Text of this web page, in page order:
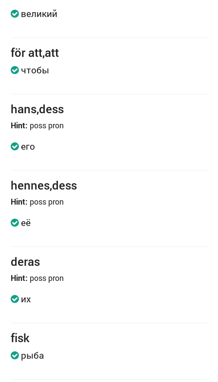
великий
för att,att
чтобы
hans,dess
Hint: poss pron
его
hennes,dess
Hint: poss pron
её
deras
Hint: poss pron
их
fisk
рыба